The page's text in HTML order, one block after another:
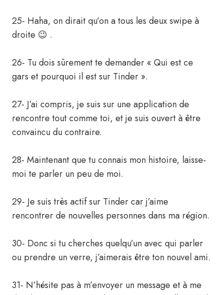
25- Haha, on dirait qu’on a tous les deux swipe à
droite 😉 .
26- Tu dois sûrement te demander « Qui est ce
gars et pourquoi il est sur Tinder ».
27- J’ai compris, je suis sur une application de
rencontre tout comme toi, et je suis ouvert à être
convaincu du contraire.
28- Maintenant que tu connais mon histoire, laisse-
moi te parler un peu de moi.
29- Je suis très actif sur Tinder car j’aime
rencontrer de nouvelles personnes dans ma région.
30- Donc si tu cherches quelqu’un avec qui parler
ou prendre un verre, j’aimerais être ton nouvel ami.
31- N’hésite pas à m’envoyer un message et à me